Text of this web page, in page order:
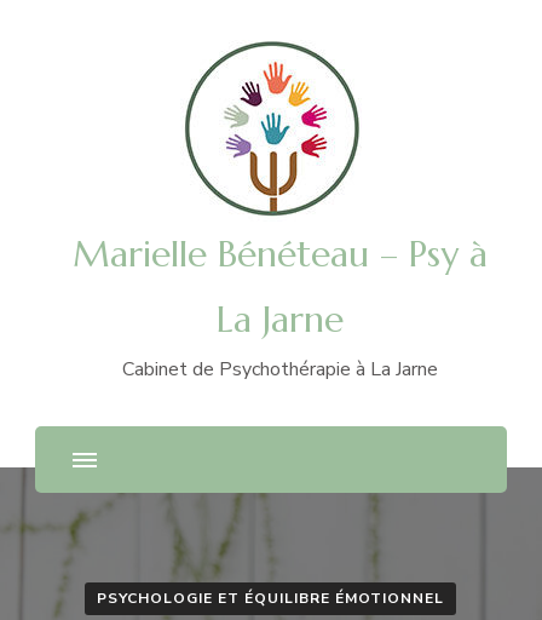
Marielle Bénéteau – Psy à
La Jarne
Cabinet de Psychothérapie à La Jarne
PSYCHOLOGIE ET ÉQUILIBRE ÉMOTIONNEL